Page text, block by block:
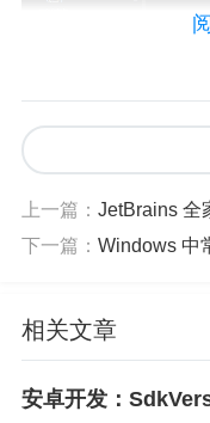
在 Android Studio
K：
nguages &
我这里勾选
上一篇： JetBrains 全
下一篇： Windows 中
相关文章
安卓开发：